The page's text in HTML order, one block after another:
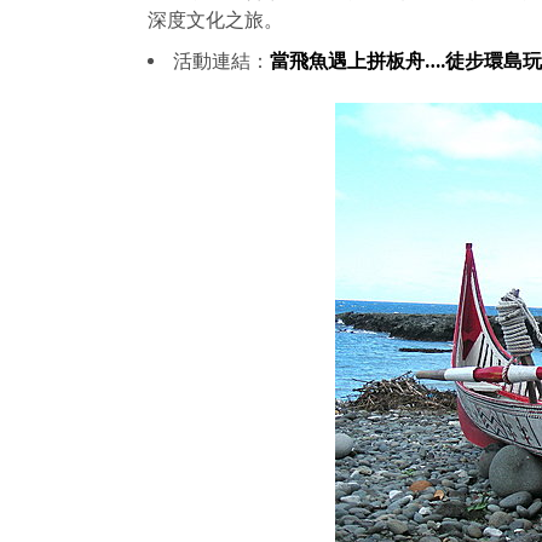
深度文化之旅。
活動連結： 當飛魚遇上拼板舟….徒步環島